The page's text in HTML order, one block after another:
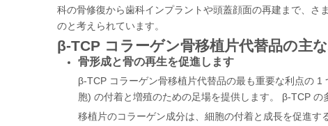
科の骨修復から歯科インプラントや頭蓋顔面の再建まで、さ
のと考えられています。
β-TCP コラーゲン骨移植片代替品の主
骨形成と骨の再生を促進します
β-TCP コラーゲン骨移植片代替品の最も重要な利点の
胞) の付着と増殖のための足場を提供します。 β-TCP
移植片のコラーゲン成分は、細胞の付着と成長を促進